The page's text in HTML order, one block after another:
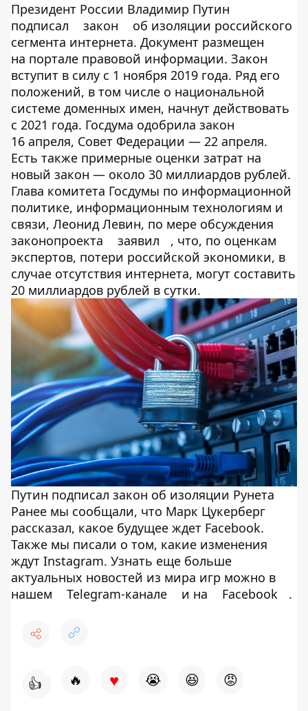
Президент России Владимир Путин
подписал
закон
об изоляции российского
сегмента интернета. Документ размещен
на портале правовой информации. Закон
вступит в силу с 1 ноября 2019 года. Ряд его
положений, в том числе о национальной
системе доменных имен, начнут действовать
с 2021 года. Госдума одобрила закон
16 апреля, Совет Федерации — 22 апреля.
Есть также примерные оценки затрат на
новый закон — около 30 миллиардов рублей.
Глава комитета Госдумы по информационной
политике, информационным технологиям и
связи, Леонид Левин, по мере обсуждения
законопроекта
заявил
, что, по оценкам
экспертов, потери российской экономики, в
случае отсутствия интернета, могут составить
20 миллиардов рублей в сутки.
Путин подписал закон об изоляции Рунета
Ранее мы сообщали, что Марк Цукерберг
рассказал, какое будущее ждет Facebook.
Также мы писали о том, какие изменения
ждут Instagram. Узнать еще больше
актуальных новостей из мира игр можно в
нашем
Telegram-канале и на Facebook .
👍 🔥 ♥ 😭 😆 😡